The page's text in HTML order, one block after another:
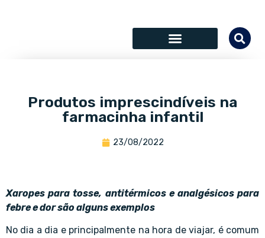
Produtos imprescindíveis na
farmacinha infantil
23/08/2022
Xaropes para tosse, antitérmicos e analgésicos para
febre e dor são alguns exemplos
No dia a dia e principalmente na hora de viajar, é comum